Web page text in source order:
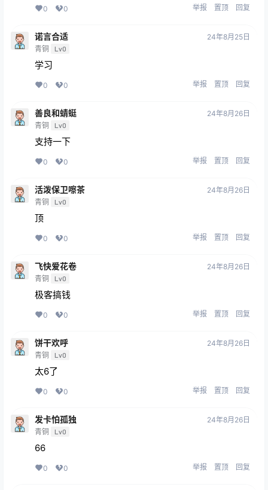
0 0 举报 置顶 回复
诺言合适
青铜 Lv0
24年8月25日
学习
0 0 举报 置顶 回复
善良和蜻蜓
青铜 Lv0
24年8月26日
支持一下
0 0 举报 置顶 回复
活泼保卫嚓茶
青铜 Lv0
24年8月26日
顶
0 0 举报 置顶 回复
飞快爱花卷
青铜 Lv0
24年8月26日
极客搞钱
0 0 举报 置顶 回复
饼干欢呼
青铜 Lv0
24年8月26日
太6了
0 0 举报 置顶 回复
发卡怕孤独
青铜 Lv0
24年8月26日
66
0 0 举报 置顶 回复